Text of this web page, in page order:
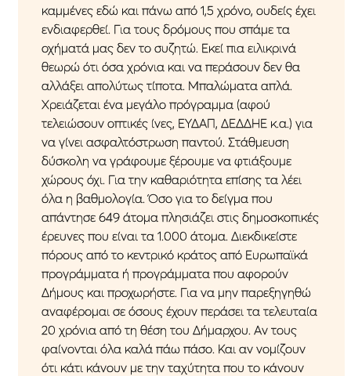
καμμένες εδώ και πάνω από 1,5 χρόνο, ουδείς έχει
ενδιαφερθεί. Για τους δρόμους που σπάμε τα
οχήματά μας δεν το συζητώ. Εκεί πια ειλικρινά
θεωρώ ότι όσα χρόνια και να περάσουν δεν θα
αλλάξει απολύτως τίποτα. Μπαλώματα απλά.
Χρειάζεται ένα μεγάλο πρόγραμμα (αφού
τελειώσουν οπτικές ίνες, ΕΥΔΑΠ, ΔΕΔΔΗΕ κ.α.) για
να γίνει ασφαλτόστρωση παντού. Στάθμευση
δύσκολη να γράφουμε ξέρουμε να φτιάξουμε
χώρους όχι. Για την καθαριότητα επίσης τα λέει
όλα η βαθμολογία. Όσο για το δείγμα που
απάντησε 649 άτομα πλησιάζει στις δημοσκοπικές
έρευνες που είναι τα 1.000 άτομα. Διεκδικείστε
πόρους από το κεντρικό κράτος από Ευρωπαϊκά
προγράμματα ή προγράμματα που αφορούν
Δήμους και προχωρήστε. Για να μην παρεξηγηθώ
αναφέρομαι σε όσους έχουν περάσει τα τελευταία
20 χρόνια από τη θέση του Δήμαρχου. Αν τους
φαίνονται όλα καλά πάω πάσο. Και αν νομίζουν
ότι κάτι κάνουν με την ταχύτητα που το κάνουν